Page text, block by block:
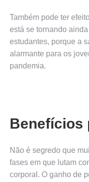
Também pode ter
está se tornando
estudantes, porque a
alarmante para os
pandemia.
Benefícios
Não é segredo que
fases em que lutam
corporal. O ganho de